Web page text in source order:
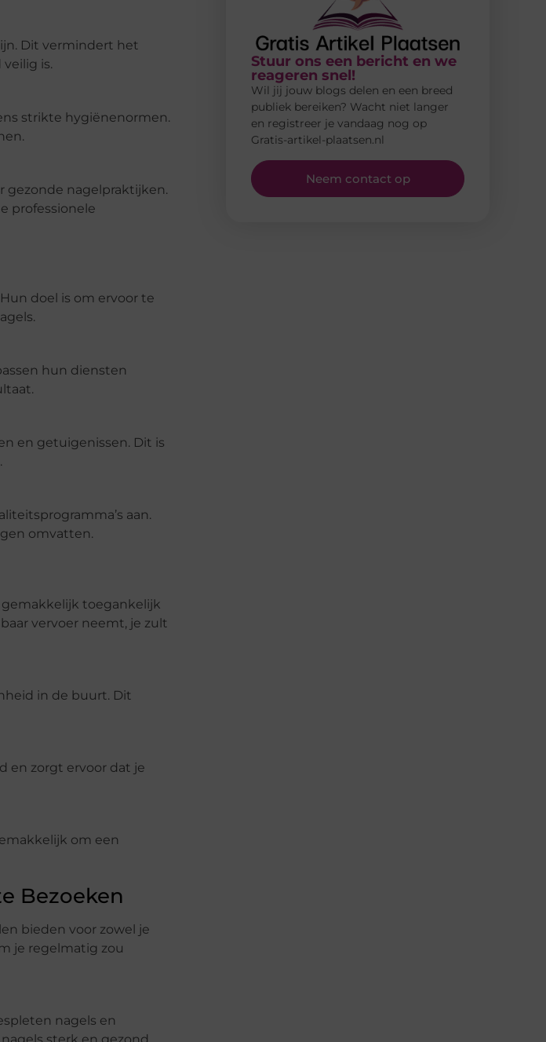
Dit vermindert het
is.
strikte hygiënenormen.
gezonde nagelpraktijken.
professionele
doel is om ervoor te
hun diensten
en getuigenissen. Dit is
aan.
omvatten.
toegankelijk
vervoer neemt, je zult
in de buurt. Dit
en zorgt ervoor dat je
om een
Bezoeken
bieden voor zowel je
je regelmatig zou
nagels en
Stuur ons een bericht en we
reageren snel!
Wil jij jouw blogs delen en een breed
publiek bereiken? Wacht niet langer
en registreer je vandaag nog op
Gratis-artikel-plaatsen.nl
Neem contact op